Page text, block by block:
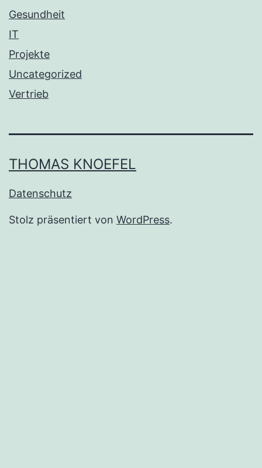
Gesundheit
IT
Projekte
Uncategorized
Vertrieb
THOMAS KNOEFEL
Datenschutz
Stolz präsentiert von WordPress.